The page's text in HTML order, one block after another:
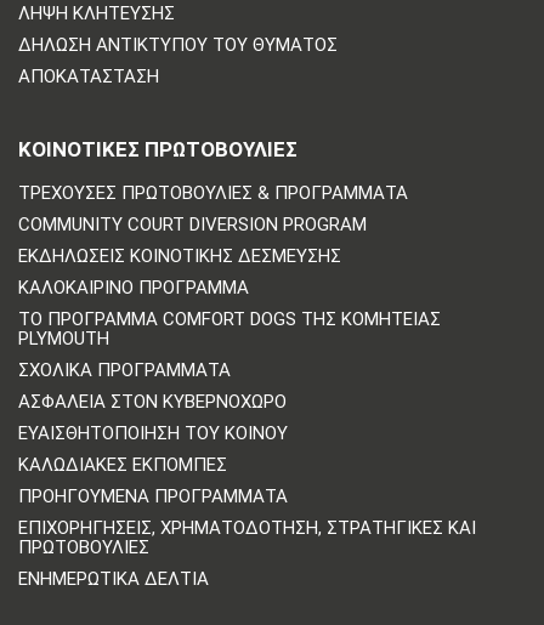
ΛΉΨΗ ΚΛΉΤΕΥΣΗΣ
ΔΉΛΩΣΗ ΑΝΤΙΚΤΎΠΟΥ ΤΟΥ ΘΎΜΑΤΟΣ
ΑΠΟΚΑΤΆΣΤΑΣΗ
ΚΟΙΝΟΤΙΚΈΣ ΠΡΩΤΟΒΟΥΛΊΕΣ
ΤΡΈΧΟΥΣΕΣ ΠΡΩΤΟΒΟΥΛΊΕΣ & ΠΡΟΓΡΆΜΜΑΤΑ
COMMUNITY COURT DIVERSION PROGRAM
ΕΚΔΗΛΏΣΕΙΣ ΚΟΙΝΟΤΙΚΉΣ ΔΈΣΜΕΥΣΗΣ
ΚΑΛΟΚΑΙΡΙΝΌ ΠΡΌΓΡΑΜΜΑ
ΤΟ ΠΡΌΓΡΑΜΜΑ COMFORT DOGS ΤΗΣ ΚΟΜΗΤΕΊΑΣ
PLYMOUTH
ΣΧΟΛΙΚΆ ΠΡΟΓΡΆΜΜΑΤΑ
ΑΣΦΆΛΕΙΑ ΣΤΟΝ ΚΥΒΕΡΝΟΧΏΡΟ
ΕΥΑΙΣΘΗΤΟΠΟΊΗΣΗ ΤΟΥ ΚΟΙΝΟΎ
ΚΑΛΩΔΙΑΚΈΣ ΕΚΠΟΜΠΈΣ
ΠΡΟΗΓΟΎΜΕΝΑ ΠΡΟΓΡΆΜΜΑΤΑ
ΕΠΙΧΟΡΗΓΉΣΕΙΣ, ΧΡΗΜΑΤΟΔΌΤΗΣΗ, ΣΤΡΑΤΗΓΙΚΈΣ ΚΑΙ
ΠΡΩΤΟΒΟΥΛΊΕΣ
ΕΝΗΜΕΡΩΤΙΚΆ ΔΕΛΤΊΑ